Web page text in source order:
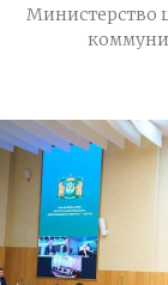
Министерство